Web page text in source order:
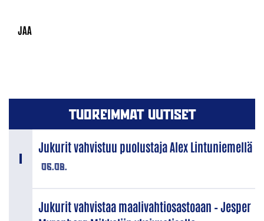
TUOREIMMAT UUTISET
06.08.
Jukurit vahvistuu puolustaja Alex Lintuniemellä
Jukurit vahvistaa maalivahtiosastoaan – Jesper